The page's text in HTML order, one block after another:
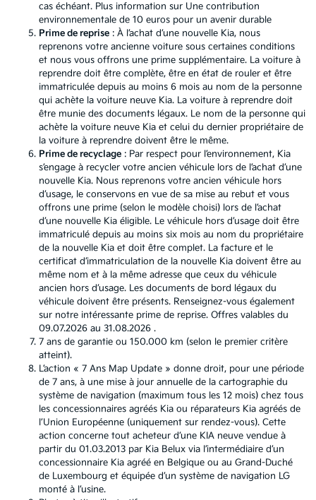
cas échéant. Plus information sur Une contribution
environnementale de 10 euros pour un avenir durable
Prime de reprise : À l’achat d’une nouvelle Kia, nous
reprenons votre ancienne voiture sous certaines conditions
et nous vous offrons une prime supplémentaire. La voiture à
reprendre doit être complète, être en état de rouler et être
immatriculée depuis au moins 6 mois au nom de la personne
qui achète la voiture neuve Kia. La voiture à reprendre doit
être munie des documents légaux. Le nom de la personne qui
achète la voiture neuve Kia et celui du dernier propriétaire de
la voiture à reprendre doivent être le même.
Prime de recyclage : Par respect pour l’environnement, Kia
s’engage à recycler votre ancien véhicule lors de l’achat d’une
nouvelle Kia. Nous reprenons votre ancien véhicule hors
d’usage, le conservons en vue de sa mise au rebut et vous
offrons une prime (selon le modèle choisi) lors de l’achat
d’une nouvelle Kia éligible. Le véhicule hors d’usage doit être
immatriculé depuis au moins six mois au nom du propriétaire
de la nouvelle Kia et doit être complet. La facture et le
certificat d’immatriculation de la nouvelle Kia doivent être au
même nom et à la même adresse que ceux du véhicule
ancien hors d’usage. Les documents de bord légaux du
véhicule doivent être présents. Renseignez-vous également
sur notre intéressante prime de reprise. Offres valables du
09.07.2026 au 31.08.2026 .
7 ans de garantie ou 150.000 km (selon le premier critère
atteint).
L’action « 7 Ans Map Update » donne droit, pour une période
de 7 ans, à une mise à jour annuelle de la cartographie du
système de navigation (maximum tous les 12 mois) chez tous
les concessionnaires agréés Kia ou réparateurs Kia agréés de
l’Union Européenne (uniquement sur rendez-vous). Cette
action concerne tout acheteur d’une KIA neuve vendue à
partir du 01.03.2013 par Kia Belux via l’intermédiaire d’un
concessionnaire Kia agréé en Belgique ou au Grand-Duché
de Luxembourg et équipée d’un système de navigation LG
monté à l’usine.